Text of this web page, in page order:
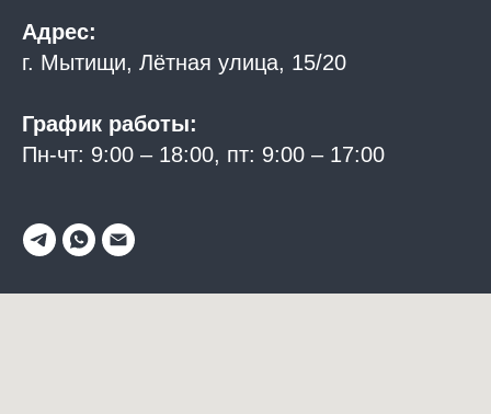
Адрес:
г. Мытищи, Лётная улица, 15/20
График работы:
Пн-чт: 9:00 – 18:00, пт: 9:00 – 17:00